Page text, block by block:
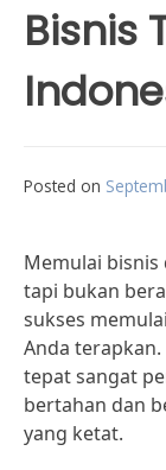
Bisnis
Posted on
Memulai
tapi bukan
sukses
Anda
tepat sangat
bertahan dan
yang ketat.